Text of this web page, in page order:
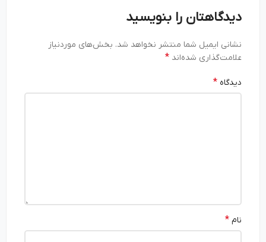
دیدگاهتان را بنویسید
نشانی ایمیل شما منتشر نخواهد شد. بخش‌های موردنیاز
علامت‌گذاری شده‌اند*
دیدگاه*